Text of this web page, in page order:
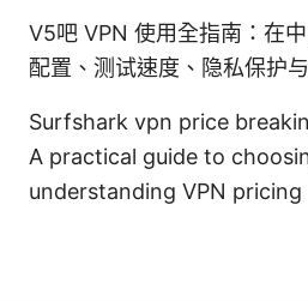
V5吧 VPN 使用全指南：在
配置、测试速度、隐私保护
Surfshark vpn price
A practical guide to
understanding VPN pricing